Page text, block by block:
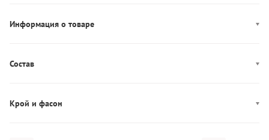
Информация о товаре
Декор: патч-лого
Застежка: пуговицы
Состав
Крой и фасон